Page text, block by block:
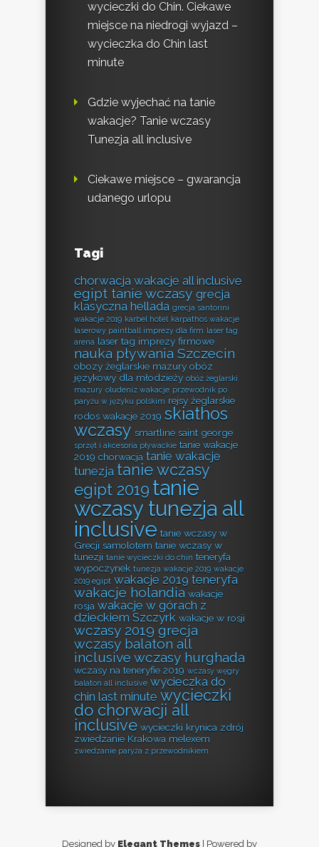
wycieczki do Chin. Ciekawe
miejsce na niedrogi wyjazd –
wycieczka do Chin last
minute
Gdzie wyjechać na tanie
wakacje? Tanie wczasy
Tunezja all inclusive
Ciekawe miejsce – gwarancja
udanego urlopu
Tagi
chorwacja wakacje all inclusive
egipt tanie wczasy grecja
klasyczna hellada grecja santorini
wakacje 2019 karbel hotel karpathos wakacje
laserowy paintball imprezy dla firm laser tag
arena laser tag imprezy firmowe
nauka pływania Szczecin
obozy żeglarskie mazury obóz
językowy dla młodzieży obóz żeglarski
mazury oludeniz wakacje przewodnik po
paryżu w języku polskim rejsy żeglarskie
rodos wakacje 2019 skiathos
wczasy smartline saint george
sprzęt i akcesoria pływackie tanie wakacje
2019 chorwacja tanie wakacje
tunezja tanie wczasy
egipt 2019 tanie
wczasy tunezja all
inclusive tanie wczasy w
Grecji samolotem tanie wczasy w
tunezji tanie wycieczki do chin teneryfa
wypoczynek tunezja wakacje 2019 wakacje
2019 egipt wakacje 2019 teneryfa
wakacje holandia wakacje
rosja wakacje w górach z
dzieckiem Szczyrk wakacje w rosji
wczasy 2019 grecja
wczasy balaton all
inclusive wczasy hurghada
wczasy na teneryfie 2019 wczasy węgry
balaton all inclusive wycieczka do
chin last minute wycieczki
do chorwacji all
inclusive wycieczki krynica zdrój
zwiedzanie Krakowa melexem
zwiedzanie paryża z przewodnikiem
Designed by Elegant Themes | Powered by